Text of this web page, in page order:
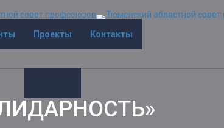
Проекты Контакты